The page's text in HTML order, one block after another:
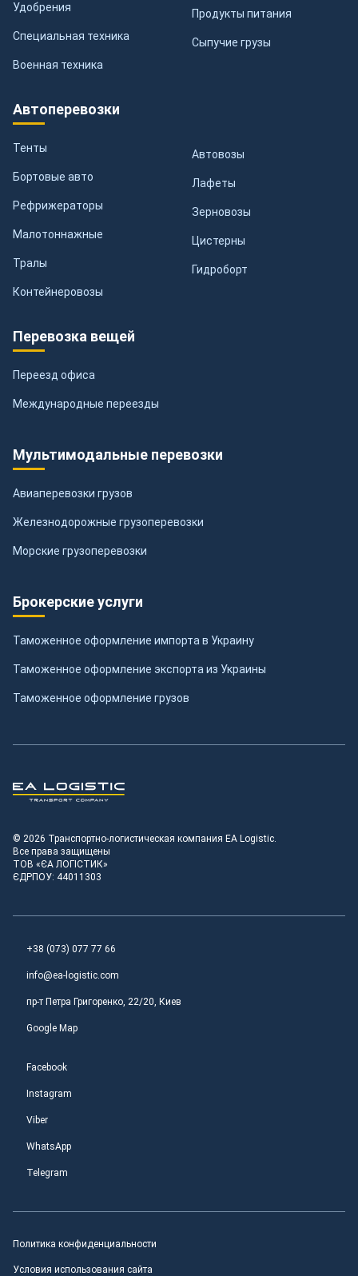
Удобрения
Специальная техника
Военная техника
Продукты питания
Сыпучие грузы
Автоперевозки
Тенты
Бортовые авто
Рефрижераторы
Малотоннажные
Тралы
Контейнеровозы
Автовозы
Лафеты
Зерновозы
Цистерны
Гидроборт
Перевозка вещей
Переезд офиса
Международные переезды
Мультимодальные перевозки
Авиаперевозки грузов
Железнодорожные грузоперевозки
Морские грузоперевозки
Брокерские услуги
Таможенное оформление импорта в Украину
Таможенное оформление экспорта из Украины
Таможенное оформление грузов
© 2026 Транспортно-логистическая компания EA Logistic.
Все права защищены
ТОВ «ЄА ЛОГІСТИК»
ЄДРПОУ: 44011303
+38 (073) 077 77 66
info@ea-logistic.com
пр-т Петра Григоренко, 22/20, Киев
Google Map
Facebook
Instagram
Viber
WhatsApp
Telegram
Политика конфиденциальности
Условия использования сайта